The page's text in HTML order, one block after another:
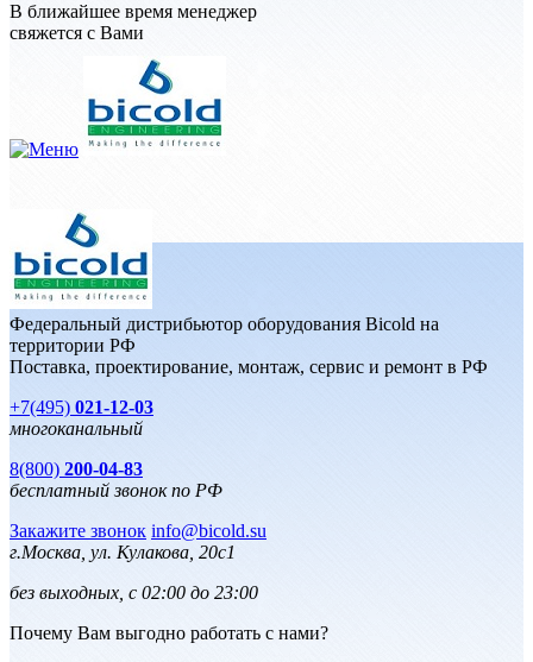
В ближайшее время менеджер
свяжется с Вами
Федеральный дистрибьютор оборудования Bicold на
территории РФ
Поставка, проектирование, монтаж, сервис и ремонт в РФ
+7(495) 021-12-03
многоканальный
8(800) 200-04-83
бесплатный звонок по РФ
Закажите звонок info@bicold.su
г.Москва, ул. Кулакова, 20с1
без выходных, с 02:00 до 23:00
Почему Вам выгодно работать с нами?